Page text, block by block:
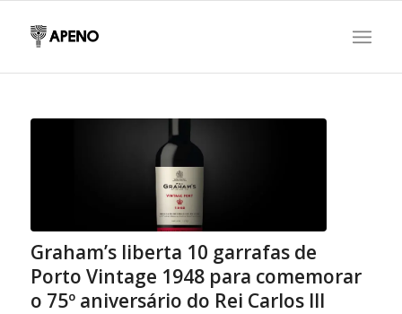
Graham’s liberta 10 garrafas de
Porto Vintage 1948 para comemorar
o 75º aniversário do Rei Carlos III